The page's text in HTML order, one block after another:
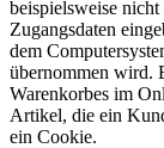
beispielsweise nicht
Zugangsdaten
dem
übernommen wird.
Warenkorbes im
Artikel, die ein
ein Cookie.